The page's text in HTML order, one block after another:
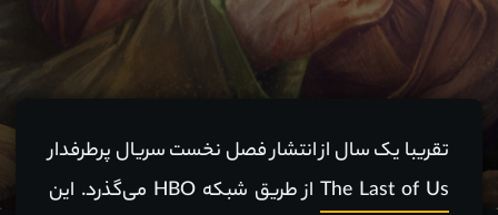
تقریبا یک سال از انتشار فصل نخست سریال پرطرفدار
The Last of Us
از طریق شبکه HBO می‌گذرد. این